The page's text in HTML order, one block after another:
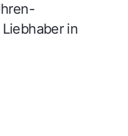
in